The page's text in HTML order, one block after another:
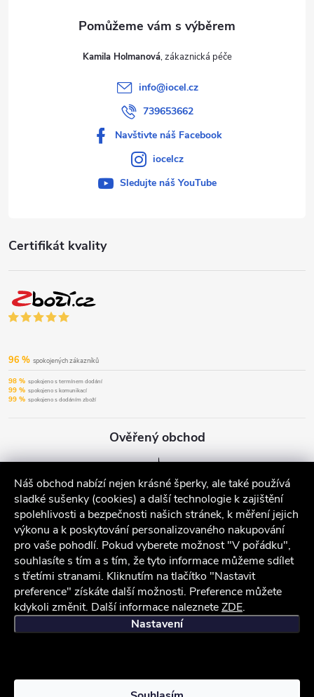
Náš obchod nabízí nejen krásné šperky, ale také používá
sladké sušenky (cookies) a další technologie k zajištění
spolehlivosti a bezpečnosti našich stránek, k měření jejich
výkonu a k poskytování personalizovaného nakupování
pro vaše pohodlí. Pokud vyberete možnost "V pořádku",
souhlasíte s tím a s tím, že tyto informace můžeme sdílet
s třetími stranami. Kliknutím na tlačítko "Nastavit
preference" získáte další možnosti. Preference můžete
kdykoli změnit. Další informace nalezneteZDE.
Nastavení
Certifikát kvality
96 % spokojených zákazníků
98 % spokojeno s termínem dodání
99 % spokojeno s komunikací
99 % spokojeno s dodáním zboží
Ověřený obchod
Kamila Holmanová
info@iocel.cz
739653662
Navštivte náš Facebook
iocelcz
Sledujte náš YouTube
iocel.cz Obchodní podmínky Ochrana osobních údajů